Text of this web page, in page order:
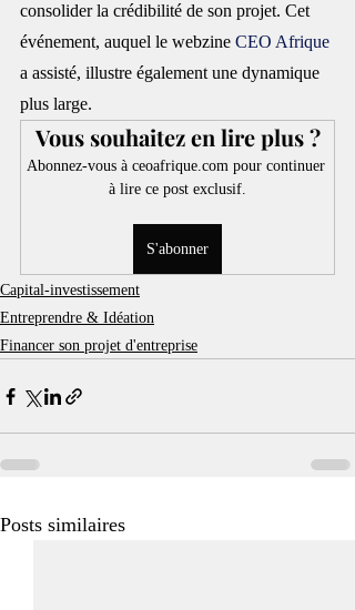
consolider la crédibilité de son projet. Cet
événement, auquel le webzine CEO Afrique
a assisté, illustre également une dynamique
plus large.
Vous souhaitez en lire plus ?
Abonnez-vous à ceoafrique.com pour continuer
à lire ce post exclusif.
S'abonner
Capital-investissement
Entreprendre & Idéation
Financer son projet d'entreprise
Posts similaires